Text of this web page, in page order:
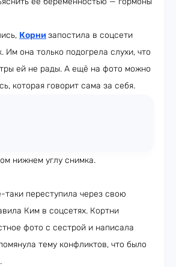
Корни запостила в соцсети
Им она только подогрела слухи, что
ей не рады. А ещё на фото можно
которая говорит сама за себя.
нижнем углу снимка.
таки переступила через свою
Ким в соцсетях. Кортни
фото с сестрой и написала
тему конфликтов, что было